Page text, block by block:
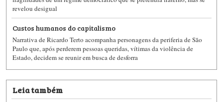
revelou desigual
Custos humanos do capitalismo
Narrativa de Ricardo Terto ​acompanha personagens da periferia de São
Paulo que, após perderem pessoas queridas, vítimas da violência de
Estado, decidem se reunir em busca de desforra
Leia também